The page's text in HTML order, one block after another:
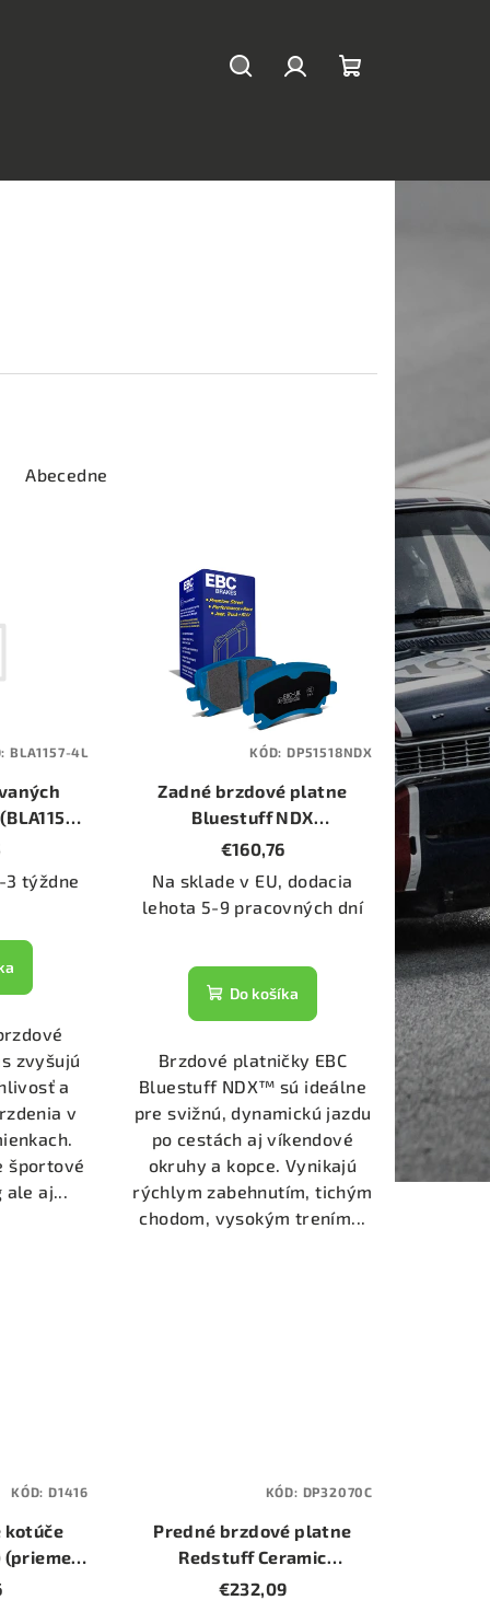
Abecedne
3 týždne
zvyšujú
a
v
športové
ale aj...
BLA1157-4L
Zadné brzdové platne
Bluestuff NDX
(DP51518NDX)
€160,76
Na sklade v EU, dodacia
lehota 5-9 pracovných dní
Do košíka
Brzdové platničky EBC
Bluestuff NDX™ sú ideálne
pre svižnú, dynamickú jazdu
po cestách aj víkendové
okruhy a kopce. Vynikajú
rýchlym zabehnutím, tichým
chodom, vysokým trením...
KÓD: DP51518NDX
kotúče
(priemer
KÓD: D1416
Predné brzdové platne
Redstuff Ceramic
(DP32070C)
€232,09
KÓD: DP32070C